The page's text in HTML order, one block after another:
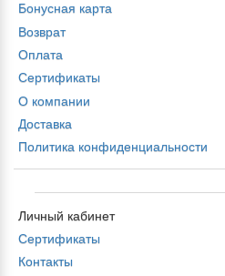
Бонусная карта
Возврат
Оплата
Сертификаты
О компании
Доставка
Политика конфиденциальности
Личный кабинет
Сертификаты
Контакты